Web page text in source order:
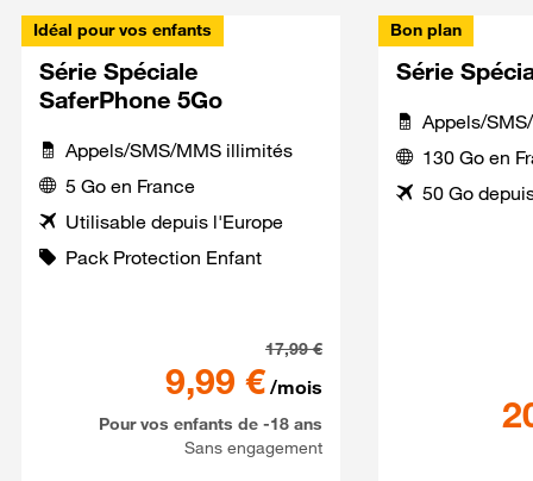
Idéal pour vos enfants
Série Spéciale
SaferPhone 5Go
Appels/SMS/MMS illimités
5 Go en France
Utilisable depuis l'Europe
Pack Protection Enfant
17,99€
9,99 € /mois
Pour vos enfants de -18 ans
Sans engagement
Bon plan
Série
Appels/
130 Go en
50 Go